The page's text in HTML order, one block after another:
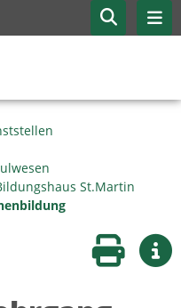
St.Martin
Seite